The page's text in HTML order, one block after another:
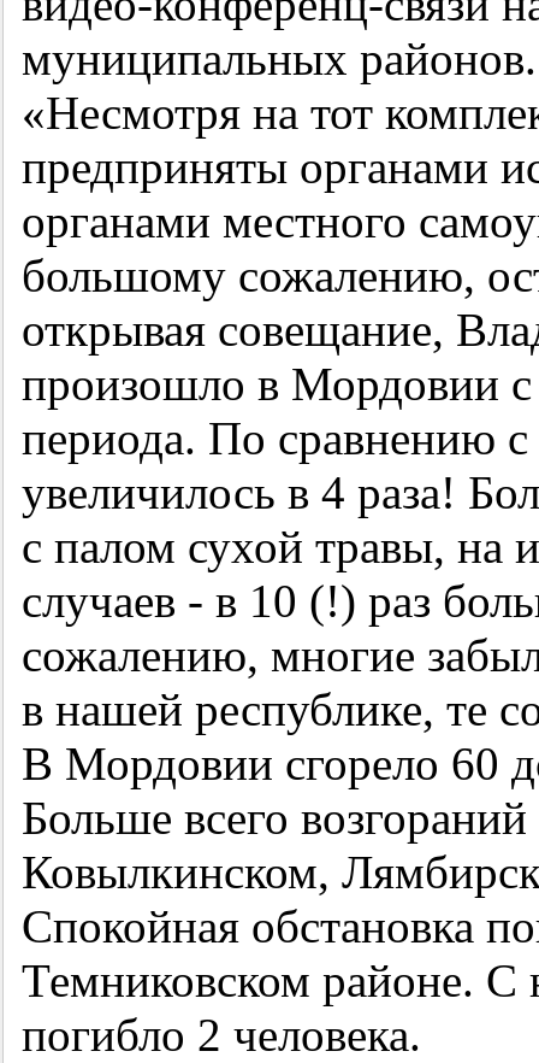
муниципальных районов.
«Несмотря на тот
предприняты органами
органами местного
большому сожалению,
открывая совещание,
произошло в Мордовии с
периода. По сравнению
увеличилось в 4 раза!
с палом сухой травы, на
случаев - в 10 (!) раз
сожалению, многие
в нашей республике, те
В Мордовии сгорело 60
Больше всего
Ковылкинском,
Спокойная обстановка
Темниковском районе. С
погибло 2 человека.